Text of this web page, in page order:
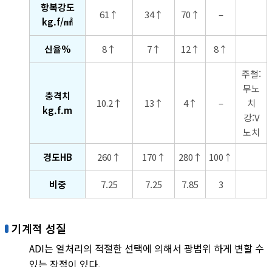
항복강도
kg.f/㎟
61↑ 34↑ 70↑ –
신율% 8↑ 7↑ 12↑ 8↑
충격치
kg.f.m
10.2↑ 13↑ 4↑ –
주철:
무노
치
강:V
노치
경도HB
260↑ 170↑ 280↑ 100↑
비중 7.25 7.25 7.85 3
기계적 성질
ADI는 열처리의 적절한 선택에 의해서 광범위 하게 변할 수